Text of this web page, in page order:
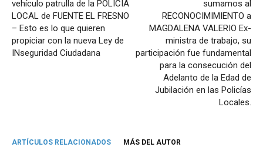
vehículo patrulla de la POLICÍA
LOCAL de FUENTE EL FRESNO
– Esto es lo que quieren
propiciar con la nueva Ley de
INseguridad Ciudadana
sumamos al
RECONOCIMIMIENTO a
MAGDALENA VALERIO Ex-
ministra de trabajo, su
participación fue fundamental
para la consecución del
Adelanto de la Edad de
Jubilación en las Policías
Locales.
ARTÍCULOS RELACIONADOS MÁS DEL AUTOR